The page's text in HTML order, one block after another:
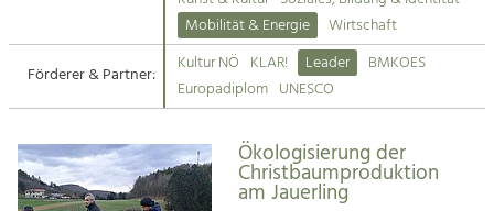
Suche
Impressum
Kontakt
Tourismus
Angebotsentwicklung und
Kunst & Kultur
Handwerk, Wissenschaft und Forschung.
Mobilität & Energie
Wirtschaft
Förderer & Partner:
Kultur NÖ KLAR! Leader
BMKOES
Europadiplom UNESCO
Ökologisierung der
Christbaumproduktion
am Jauerling